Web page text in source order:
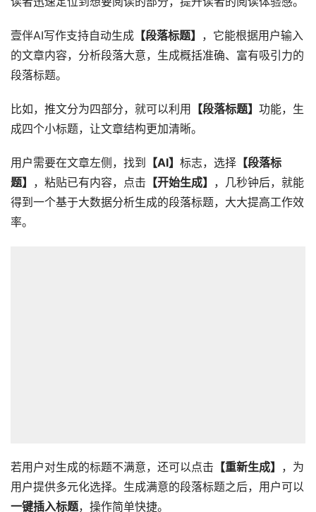
壹伴AI写作支持自动生成 【段落标题】
，它能根据用户输入
的文章内容，分析段落大意，生成概括准确、富有吸引力的
段落标题。
比如，推文分为四部分，就可以利用 【段落标题】 功能，生
成四个小标题，让文章结构更加清晰。
用户需要在文章左侧，找到 【AI】 标志，选择 【段落标
题】
，粘贴已有内容，点击 【开始生成】
，几秒钟后，就能
得到一个基于大数据分析生成的段落标题，大大提高工作效
率。
若用户对生成的标题不满意，还可以点击 【重新生成】
，为
用户提供多元化选择。生成满意的段落标题之后，用户可以
一键插入标题，操作简单快捷。